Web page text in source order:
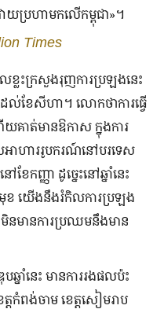
ប្រហាមកលើកម្ពុជា»។
Times
ខ្លះក្រសួងរុញការប្រឡងនេះ
ដល់ខែសីហា។ លោកថាការធ្វើ
យគាត់មានឱកាស ក្នុងការ
អាហាររូបករណ៍នៅបរទេស
កញ្ញា ដូច្នេះនៅឆ្នាំនេះ
ខ យើងនឹងរំកិលការប្រឡង
នមានការប្រឈមនឹងមាន
ឆ្នាំនេះ មានការរងផលប៉ះ
កំពង់ចាម ខេត្តសៀមរាប